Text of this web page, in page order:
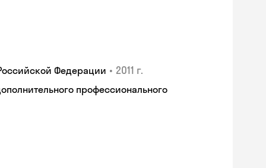
Федерации • 2011 г.
профессионального